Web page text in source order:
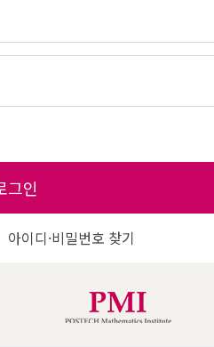
그인
아이디·비밀번호 찾기